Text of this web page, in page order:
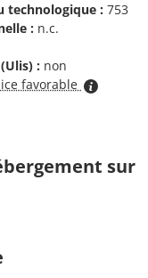
technologique : 753
: n.c.
: non
favorable
sur